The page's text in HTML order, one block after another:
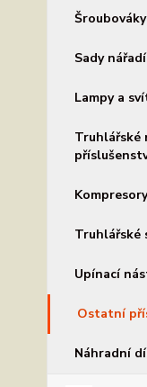
Šroubováky
Sady
Lampy a
Truhlářské
Truhlářské
Upínací
Ostatní
Náhradní